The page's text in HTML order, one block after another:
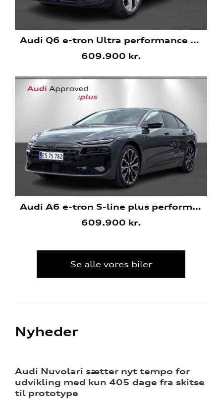
Audi Q6 e-tron Ultra performance Sportback
609.900 kr.
Audi A6 e-tron S-line plus performance Sportback
609.900 kr.
Se alle vores biler
Nyheder
Audi Nuvolari sætter nyt tempo for
udvikling med kun 405 dage fra skitse
til prototype